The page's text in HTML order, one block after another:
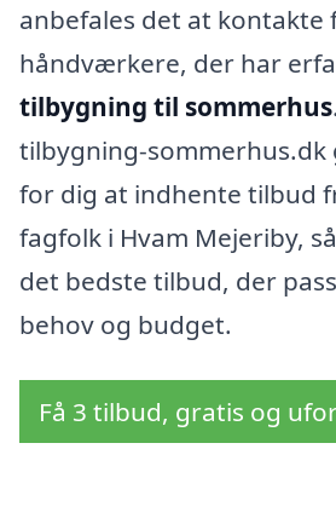
anbefales det at kontakte
håndværkere, der har
tilbygning til sommerhus
tilbygning-sommerhus.dk
for dig at indhente tilbud
fagfolk i Hvam Mejeriby,
det bedste tilbud, der
behov og budget.
Få 3 tilbud, gratis og